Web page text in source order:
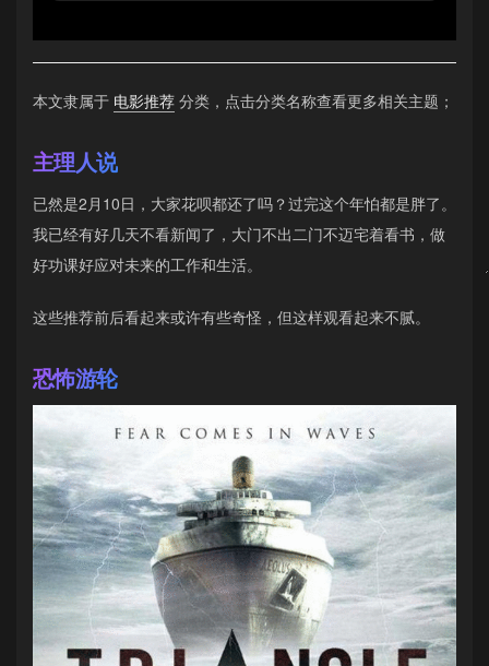
本文隶属于 电影推荐 分类，点击分类名称查看更多相关主题；
主理人说
已然是2月10日，大家花呗都还了吗？过完这个年怕都是胖了。
我已经有好几天不看新闻了，大门不出二门不迈宅着看书，做
好功课好应对未来的工作和生活。
这些推荐前后看起来或许有些奇怪，但这样观看起来不腻。
恐怖游轮